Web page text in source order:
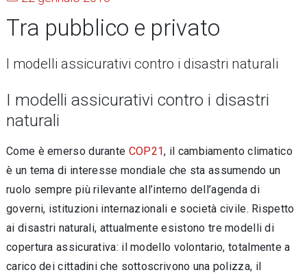
Tra pubblico e privato
I modelli assicurativi contro i disastri naturali
I modelli assicurativi contro i disastri
naturali
Come è emerso durante COP21, il cambiamento climatico
è un tema di interesse mondiale che sta assumendo un
ruolo sempre più rilevante all’interno dell’agenda di
governi, istituzioni internazionali e società civile. Rispetto
ai disastri naturali, attualmente esistono tre modelli di
copertura assicurativa: il modello volontario, totalmente a
carico dei cittadini che sottoscrivono una polizza, il